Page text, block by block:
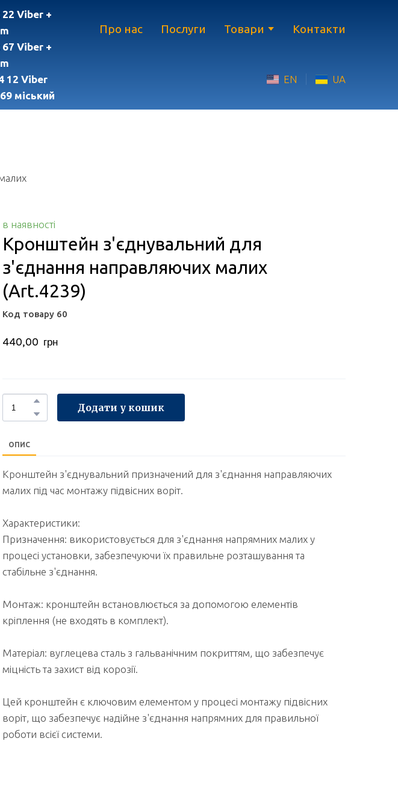
22 Viber +
67 Viber +
12 Viber
міський
Про нас Послуги Товари Контакти
EN UA
в наявності
Кронштейн з'єднувальний для
з'єднання направляючих малих
(Art.4239)
Код товару 60
440,00  грн
Додати у кошик
ОПИС
Кронштейн з'єднувальний призначений для з'єднання направляючих
малих під час монтажу підвісних воріт.
Характеристики:
Призначення: використовується для з'єднання напрямних малих у
процесі установки, забезпечуючи їх правильне розташування та
стабільне з'єднання.
Монтаж: кронштейн встановлюється за допомогою елементів
кріплення (не входять в комплект).
Матеріал: вуглецева сталь з гальванічним покриттям, що забезпечує
міцність та захист від корозії.
Цей кронштейн є ключовим елементом у процесі монтажу підвісних
воріт, що забезпечує надійне з'єднання напрямних для правильної
роботи всієї системи.